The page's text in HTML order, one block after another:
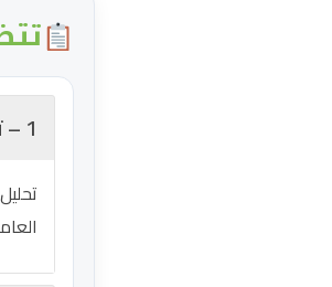
1 – تحليل تعداد الدم الكامل